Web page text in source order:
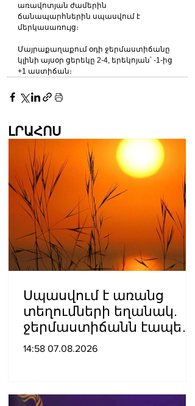
առավոտյան ժամերին
ճանապարհներին սպասվում է
մերկասառույց։
Մայրաքաղաքում օդի ջերմաստիճանը
կլինի այսօր ցերեկը 2-4, երեկոյան՝ -1-ից
+1 աստիճան։
ԼՐԱՀՈՍ
Սպասվում է առանց
տեղումների եղանակ.
ջերմաստիճանն էապես
չի փոխվի
14:58 07.08.2026